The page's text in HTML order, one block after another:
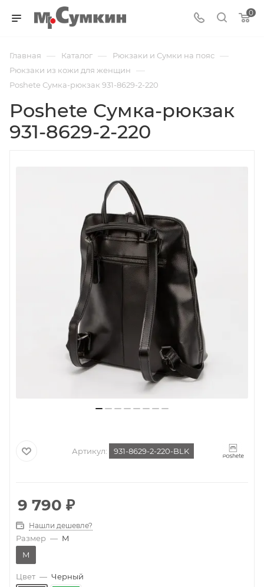
0
Главная — Каталог — Рюкзаки и Сумки на пояс —
Рюкзаки из кожи для женщин —
Poshete Сумка-рюкзак 931-8629-2-220
Poshete Сумка-рюкзак
931-8629-2-220
Артикул: 931-8629-2-220-BLK
9 790 ₽
Нашли дешевле?
Размер — M
M
Цвет — Черный